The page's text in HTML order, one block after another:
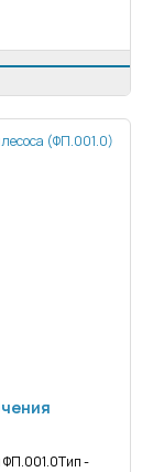
ФП.001.0Тип -